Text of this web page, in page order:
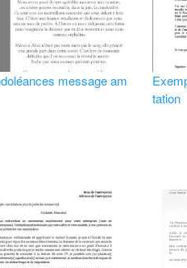
message am
tation